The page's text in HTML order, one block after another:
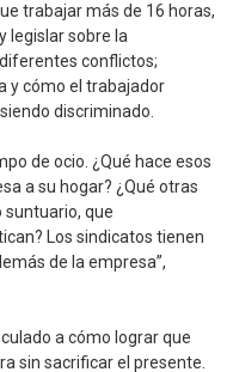
trabajar más de 16 horas,
legislar sobre la
conflictos;
y cómo el trabajador
discriminado.
de ocio. ¿Qué hace esos
a su hogar? ¿Qué otras
suntuario, que
Los sindicatos tienen
de la empresa”,
a cómo lograr que
sin sacrificar el presente.